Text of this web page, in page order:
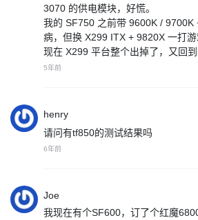
3070 的供电模块，好慌。
我的 SF750 之前带 9600K / 9700K
病，但换 X299 ITX + 9820X 一打游
现在 X299 平台整个出掉了，又回到
5年前
henry
请问有tf850的测试结果吗
6年前
Joe
我现在有个SF600，订了个红魔